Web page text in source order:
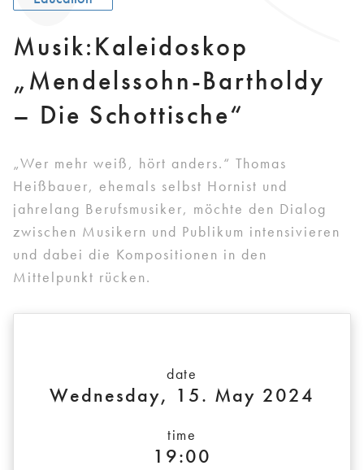
Musik:Kaleidoskop
„Mendelssohn-Bartholdy
– Die Schottische“
„Wer mehr weiß, hört anders.“ Thomas
Heißbauer, ehemals selbst Hornist und
jahrelang Berufsmusiker, möchte den Dialog
zwischen Musikern und Publikum intensivieren
und dabei die Kompositionen in den
Mittelpunkt rücken.
date
Wednesday, 15. May 2024
time
19:00